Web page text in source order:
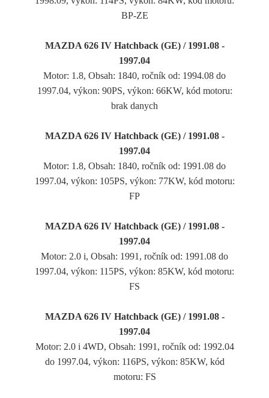
BP-ZE
MAZDA 626 IV Hatchback (GE) / 1991.08 -
1997.04
Motor: 1.8, Obsah: 1840, ročník od: 1994.08 do
1997.04, výkon: 90PS, výkon: 66KW, kód motoru:
brak danych
MAZDA 626 IV Hatchback (GE) / 1991.08 -
1997.04
Motor: 1.8, Obsah: 1840, ročník od: 1991.08 do
1997.04, výkon: 105PS, výkon: 77KW, kód motoru:
FP
MAZDA 626 IV Hatchback (GE) / 1991.08 -
1997.04
Motor: 2.0 i, Obsah: 1991, ročník od: 1991.08 do
1997.04, výkon: 115PS, výkon: 85KW, kód motoru:
FS
MAZDA 626 IV Hatchback (GE) / 1991.08 -
1997.04
Motor: 2.0 i 4WD, Obsah: 1991, ročník od: 1992.04
do 1997.04, výkon: 116PS, výkon: 85KW, kód
motoru: FS